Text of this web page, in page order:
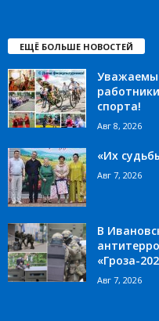
ЕЩЁ БОЛЬШЕ НОВОСТЕЙ
спорта!
Авг 8, 2026
«Их
Авг 7, 2026
В
«Гроза-
Авг 7, 2026